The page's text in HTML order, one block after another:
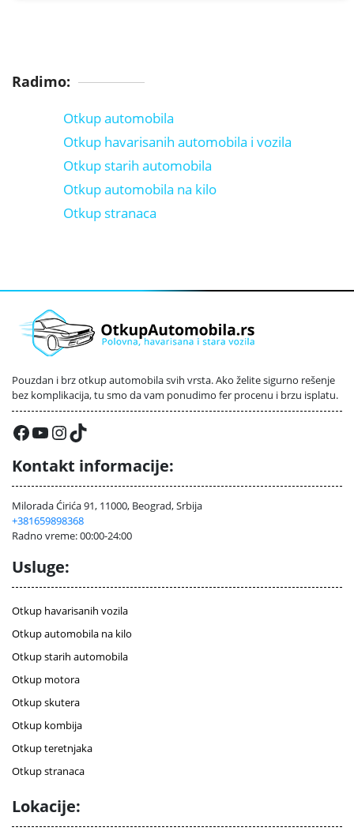
Radimo:
Otkup automobila
Otkup havarisanih automobila i vozila
Otkup starih automobila
Otkup automobila na kilo
Otkup stranaca
Pouzdan i brz otkup automobila svih vrsta. Ako želite sigurno rešenje
bez komplikacija, tu smo da vam ponudimo fer procenu i brzu isplatu.
Facebook
YouTube
Instagram
TikTok
Kontakt informacije:
Milorada Ćirića 91, 11000, Beograd, Srbija
+381659898368
Radno vreme: 00:00-24:00
Usluge:
Otkup havarisanih vozila
Otkup automobila na kilo
Otkup starih automobila
Otkup motora
Otkup skutera
Otkup kombija
Otkup teretnjaka
Otkup stranaca
Lokacije: